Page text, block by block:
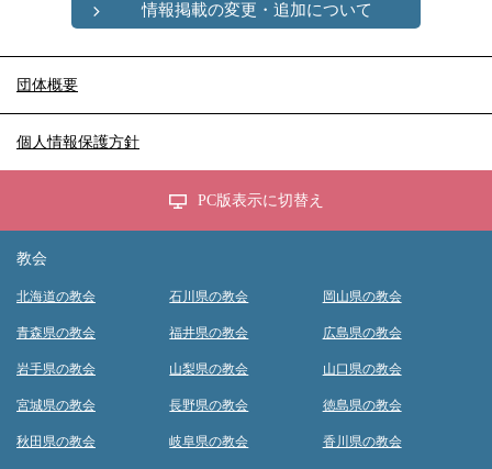
情報掲載の変更・追加について
団体概要
個人情報保護方針
PC版表示に切替え
教会
北海道の教会
青森県の教会
岩手県の教会
宮城県の教会
秋田県の教会
石川県の教会
福井県の教会
山梨県の教会
長野県の教会
岐阜県の教会
岡山県の教会
広島県の教会
山口県の教会
徳島県の教会
香川県の教会